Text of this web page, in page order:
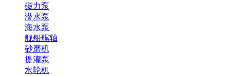
磁力泵
潜水泵
海水泵
舰船艉轴
砂磨机
提灌泵
水轮机